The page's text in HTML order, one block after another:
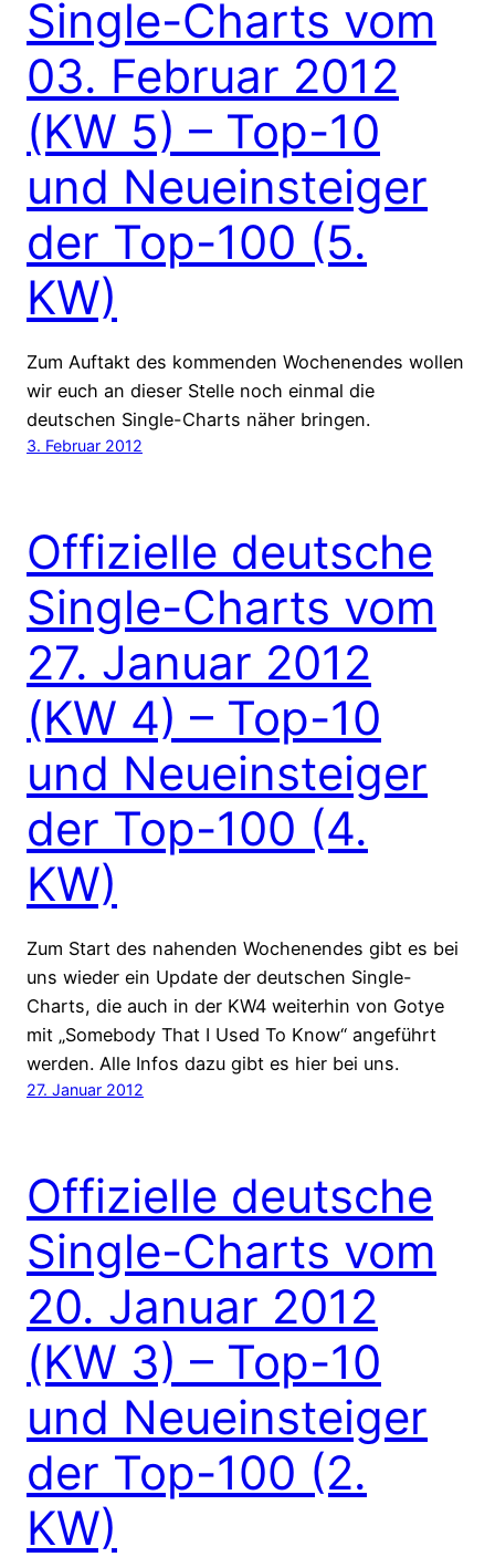
Single-Charts vom
03. Februar 2012
(KW 5) – Top-10
und Neueinsteiger
der Top-100 (5.
KW)
Zum Auftakt des kommenden Wochenendes wollen
wir euch an dieser Stelle noch einmal die
deutschen Single-Charts näher bringen.
3. Februar 2012
Offizielle deutsche
Single-Charts vom
27. Januar 2012
(KW 4) – Top-10
und Neueinsteiger
der Top-100 (4.
KW)
Zum Start des nahenden Wochenendes gibt es bei
uns wieder ein Update der deutschen Single-
Charts, die auch in der KW4 weiterhin von Gotye
mit „Somebody That I Used To Know“ angeführt
werden. Alle Infos dazu gibt es hier bei uns.
27. Januar 2012
Offizielle deutsche
Single-Charts vom
20. Januar 2012
(KW 3) – Top-10
und Neueinsteiger
der Top-100 (2.
KW)